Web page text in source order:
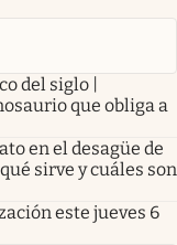
del siglo |
que obliga a
en el desagüe de
sirve y cuáles son
este jueves 6